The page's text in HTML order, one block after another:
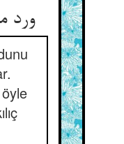
ورد مربی گشت تیغ‌‌